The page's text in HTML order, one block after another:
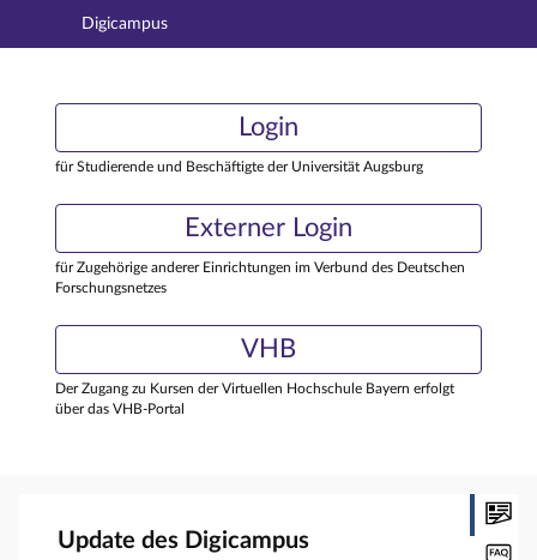
Hauptnavigation
Externer Login
Digicampus
Login
für Studierende und Beschäftigte der Universität Augsburg
Externer Login
für Zugehörige anderer Einrichtungen im Verbund des Deutschen
Forschungsnetzes
VHB
Der Zugang zu Kursen der Virtuellen Hochschule Bayern erfolgt
über das VHB-Portal
Update des Digicampus